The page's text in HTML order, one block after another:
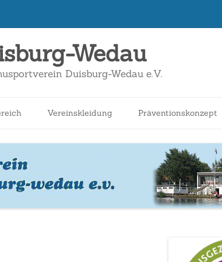
Wedau
Duisburg-Wedau e.V.
Inhalt
springenVereinskleidung Präventionskonzept